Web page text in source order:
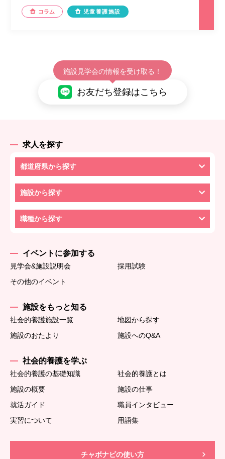
コラム 児童養護施設
施設見学会の情報を受け取る！
お友だち登録はこちら
求人を探す
都道府県から探す
施設から探す
職種から探す
イベントに参加する
見学会&施設説明会
採用試験
その他のイベント
施設をもっと知る
社会的養護施設一覧
地図から探す
施設のおたより
施設へのQ&A
社会的養護を学ぶ
社会的養護の基礎知識
社会的養護とは
施設の概要
施設の仕事
就活ガイド
職員インタビュー
実習について
用語集
チャボナビの使い方